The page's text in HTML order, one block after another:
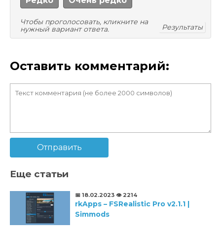
Чтобы проголосовать, кликните на
нужный вариант ответа.
Результаты
Оставить комментарий:
Отправить
Еще статьи
📅 18.02.2023 👁️ 2214
rkApps – FSRealistic Pro v2.1.1 |
Simmods